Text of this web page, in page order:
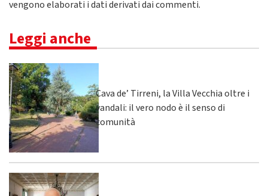
vengono elaborati i dati derivati dai commenti.
Leggi anche
Cava de’ Tirreni, la Villa Vecchia oltre i
vandali: il vero nodo è il senso di
comunità